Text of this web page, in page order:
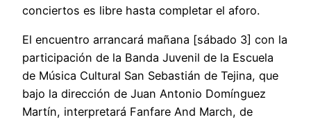
conciertos es libre hasta completar el aforo.
El encuentro arrancará mañana [sábado 3] con la
participación de la Banda Juvenil de la Escuela
de Música Cultural San Sebastián de Tejina, que
bajo la dirección de Juan Antonio Domínguez
Martín, interpretará Fanfare And March, de